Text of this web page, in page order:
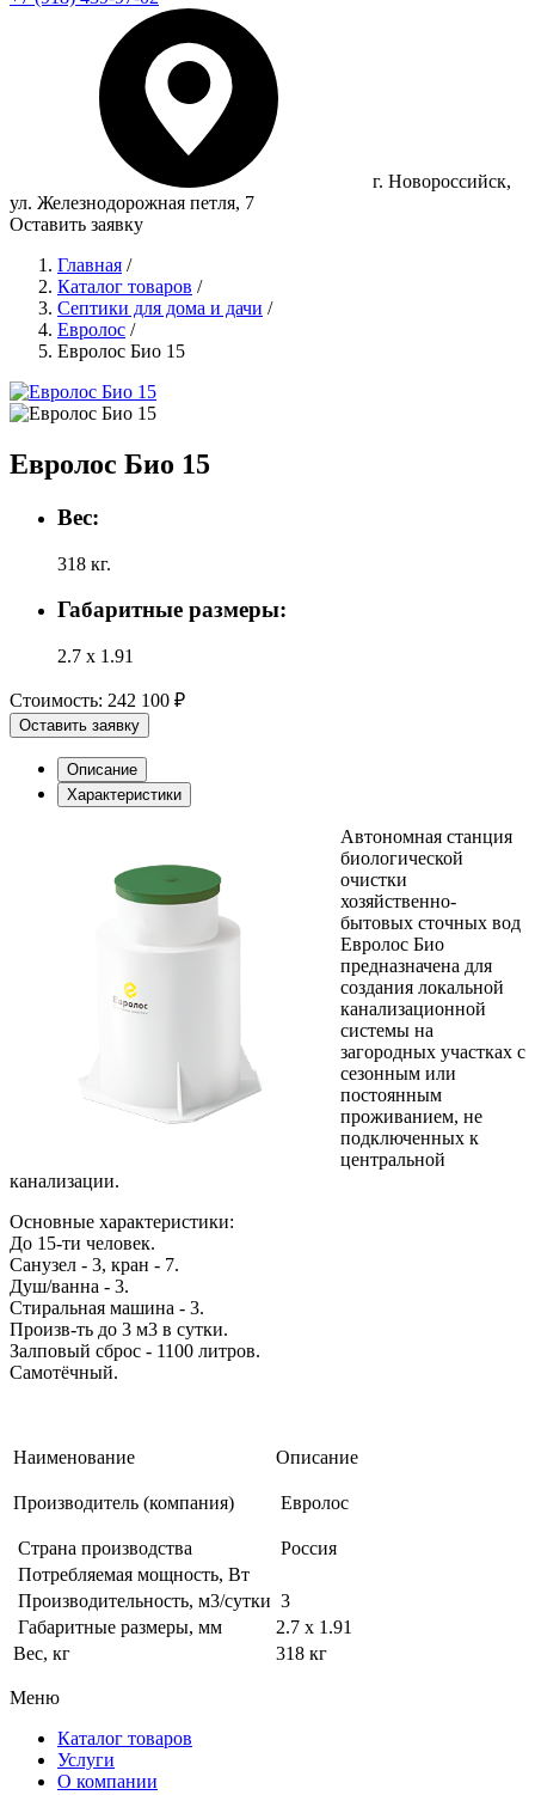
г. Новороссийск,
ул. Железнодорожная петля, 7
Оставить заявку
Главная /
Каталог товаров /
Септики для дома и дачи /
Евролос /
Евролос Био 15
Евролос Био 15
Вес:
318 кг.
Габаритные размеры:
2.7 х 1.91
Стоимость: 242 100 ₽
Оставить заявку
Описание
Характеристики
Автономная станция
биологической
очистки
хозяйственно-
бытовых сточных вод
Евролос Био
предназначена для
создания локальной
канализационной
системы на
загородных участках с
сезонным или
постоянным
проживанием, не
подключенных к
центральной
канализации.
Основные характеристики:
До 15-ти человек.
Санузел - 3, кран - 7.
Душ/ванна - 3.
Стиральная машина - 3.
Произв-ть до 3 м3 в сутки.
Залповый сброс - 1100 литров.
Самотёчный.
Наименование Описание
Производитель (компания) Евролос
Страна производства
Россия
Потребляемая мощность, Вт
Производительность, м3/сутки 3
Габаритные размеры, мм
2.7 х 1.91
Вес, кг
318 кг
Меню
Каталог товаров
Услуги
О компании